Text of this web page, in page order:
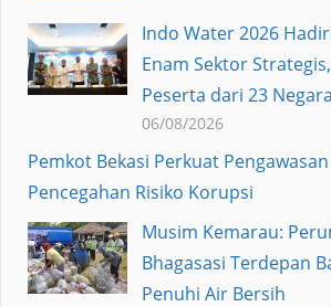
Indo Water 2026
Enam Sektor
Peserta dari 23 Negara
06/08/2026
Pemkot Bekasi Perkuat
Pencegahan Risiko Korupsi
Musim Kemarau:
Bhagasasi Terdepan
Penuhi Air Bersih